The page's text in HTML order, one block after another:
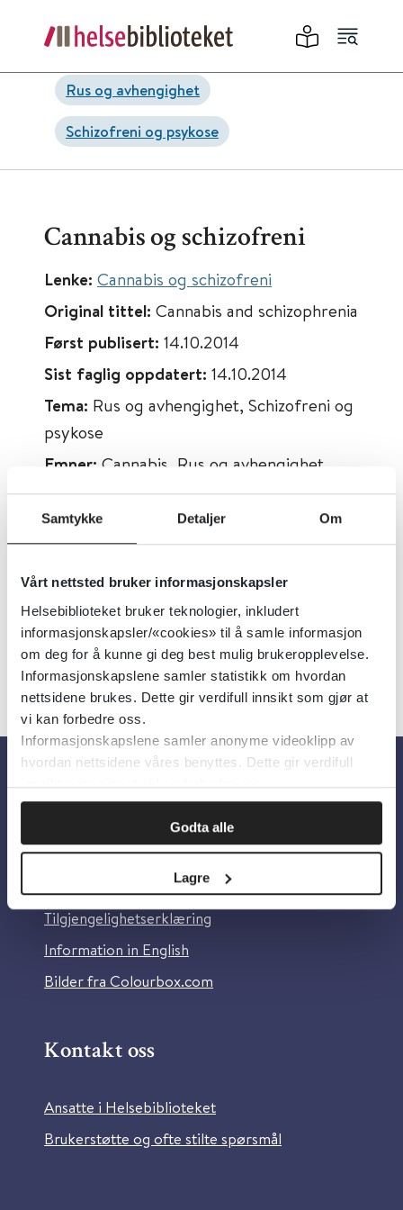
Samtykke Detaljer Om
Vårt nettsted bruker informasjonskapsler
Helsebiblioteket bruker teknologier, inkludert
informasjonskapsler/«cookies» til å samle informasjon
om deg for å kunne gi deg best mulig brukeropplevelse.
Informasjonskapslene samler statistikk om hvordan
nettsidene brukes. Dette gir verdifull innsikt som gjør at
vi kan forbedre oss.
Informasjonskapslene samler anonyme videoklipp av
hvordan nettsidene våres benyttes. Dette gir verdifull
innsikt som gjør at vi kan forbedre oss.
Godta alle
Lagre
Rus og avhengighet
Schizofreni og psykose
Cannabis og schizofreni
Lenke: Cannabis og schizofreni
Original tittel: Cannabis and schizophrenia
Først publisert: 14.10.2014
Sist faglig oppdatert: 14.10.2014
Tema: Rus og avhengighet, Schizofreni og
psykose
Emner: Cannabis, Rus og avhengighet,
Schizofreni og psykose
Dokumenttype: Oppsummert forskning
Språk:Engelsk
Om oss
Om Helsebiblioteket
Personvern og informasjonskapsler
Tilgjengelighetserklæring
Information in English
Bilder fra Colourbox.com
Kontakt oss
Ansatte i Helsebiblioteket
Brukerstøtte og ofte stilte spørsmål